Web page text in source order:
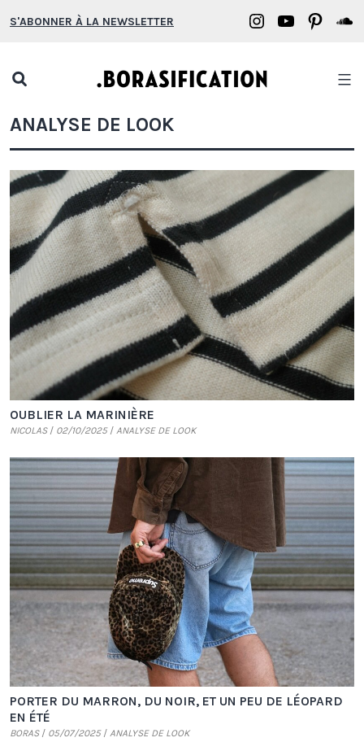
au
S'ABONNER À LA NEWSLETTER
Borasification
popup
ANALYSE DE LOOK
Différence de longueur avant / arrière. Renfort avec bouton
OUBLIER LA MARINIÈRE
NICOLAS 02/10/2025 ANALYSE DE LOOK
PORTER DU MARRON, DU NOIR, ET UN PEU DE LÉOPARD
EN ÉTÉ
BORAS 05/07/2025 ANALYSE DE LOOK